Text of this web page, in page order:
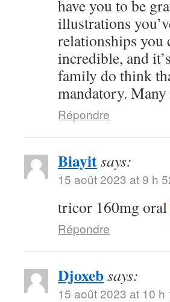
have you to be
illustrations
relationships you
incredible, and
family do think
mandatory.
Répondre
Biayitsays:
15 août 2023 at 9 h
tricor 160mg oral
Répondre
Djoxebsays:
15 août 2023 at 10 h